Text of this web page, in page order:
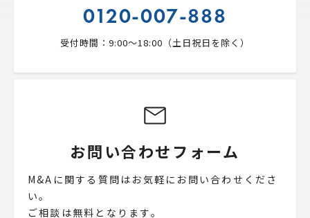
0120-007-888
受付時間：9:00〜18:00（土日祝日を除く）
お問い合わせフォーム
M&Aに関する質問はお気軽にお問い合わせくださ
い。
ご相談は無料となります。